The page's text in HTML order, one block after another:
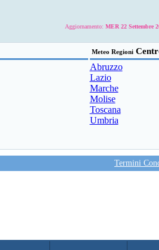
Aggiornamento: MER 22 Settembre
Meteo Regioni
Abruzzo
Lazio
Marche
Molise
Toscana
Umbria
Termini